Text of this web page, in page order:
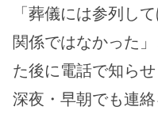
「葬儀には参列し
関係ではなかった
た後に電話で知らせ
深夜・早朝でも連絡